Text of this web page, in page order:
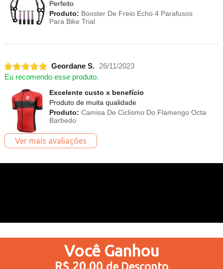
Perfeito
Produto: Booster De Freio Echo 4 Parafusos
Para Bike Trial
Geordane S. 26/11/2023
Eu recomendo esse produto.
Excelente custo x benefício
Produto de muita qualidade
Produto: Camisa De Ciclismo Do Flamengo Octa
Barbedo
Ver mais avaliações
Você Ganhou
R$ 20,00 de Desconto